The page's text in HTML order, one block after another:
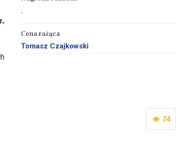
.
Cena rażąca
Tomasz Czajkowski
74